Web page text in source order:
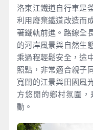
洛東江鐵道自行車是
利用廢棄鐵道改造而
著鐵軌前進。路線全
的河岸風景與自然生
乘過程輕鬆安全，途
照點，非常適合親子
寬闊的江景與田園風
方悠閒的鄉村氛圍
動。